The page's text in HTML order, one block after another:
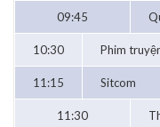
09:45
10:30 Phim
11:15 Sitcom
11:30